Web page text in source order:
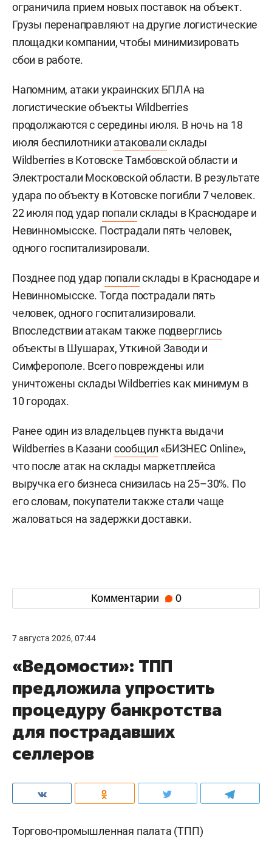
ограничила прием новых поставок на объект.
Грузы перенаправляют на другие логистические
площадки компании, чтобы минимизировать
сбои в работе.
Напомним, атаки украинских БПЛА на
логистические объекты Wildberries
продолжаются с середины июля. В ночь на 18
июля беспилотники атаковалисклады
Wildberries в Котовске Тамбовской области и
Электростали Московской области. В результате
удара по объекту в Котовске погибли 7 человек.
22 июля под удар попалисклады в Краснодаре и
Невинномысске. Пострадали пять человек,
одного госпитализировали.
Позднее под удар попалисклады в Краснодаре и
Невинномысске. Тогда пострадали пять
человек, одного госпитализировали.
Впоследствии атакам также подверглись
объекты в Шушарах, Уткиной Заводи и
Симферополе. Всего повреждены или
уничтожены склады Wildberries как минимум в
10 городах.
Ранее один из владельцев пункта выдачи
Wildberries в Казани сообщил «БИЗНЕС Online»,
что после атак на склады маркетплейса
выручка его бизнеса снизилась на 25–30%. По
его словам, покупатели также стали чаще
жаловаться на задержки доставки.
Комментарии 0
7 августа 2026, 07:44
«Ведомости»: ТПП
предложила упростить
процедуру банкротства
для пострадавших
селлеров
Торгово-промышленная палата (ТПП)